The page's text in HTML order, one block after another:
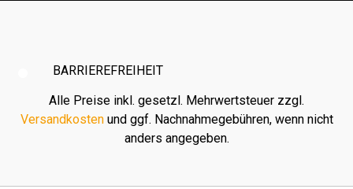
BARRIEREFREIHEIT
Alle Preise inkl. gesetzl. Mehrwertsteuer zzgl.
Versandkostenund ggf. Nachnahmegebühren, wenn nicht
anders angegeben.